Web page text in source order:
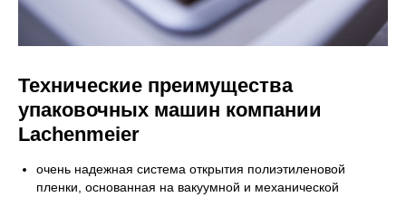
Технические преимущества
упаковочных машин компании
Lachenmeier
очень надежная система открытия полиэтиленовой
пленки, основанная на вакуумной и механической